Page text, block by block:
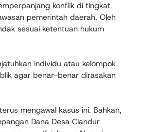
konflik di tingkat
pemerintah daerah. Oleh
sesuai ketentuan hukum
individu atau kelompok
agar benar-benar dirasakan
mengawal kasus ini. Bahkan,
Dana Desa Ciandur